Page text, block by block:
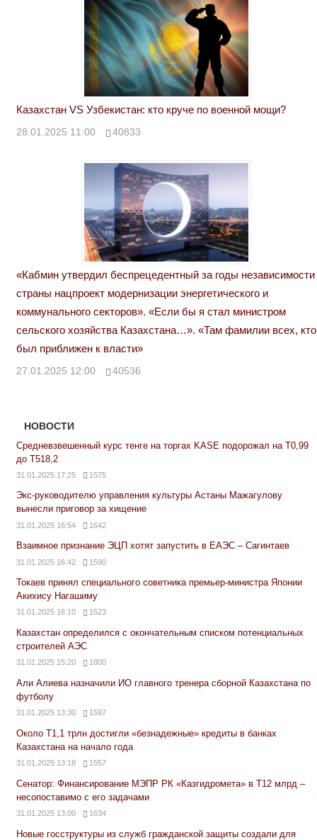
Казахстан VS Узбекистан: кто круче по военной мощи?
28.01.2025 11:00 40833
«Кабмин утвердил беспрецедентный за годы независимости
страны нацпроект модернизации энергетического и
коммунального секторов». «Если бы я стал министром
сельского хозяйства Казахстана…». «Там фамилии всех, кто
был приближен к власти»
27.01.2025 12:00 40536
НОВОСТИ
Средневзвешенный курс тенге на торгах KASE подорожал на Т0,99
до Т518,2
31.01.2025 17:25 1575
Экс-руководителю управления культуры Астаны Мажагулову
вынесли приговор за хищение
31.01.2025 16:54 1642
Взаимное признание ЭЦП хотят запустить в ЕАЭС – Сагинтаев
31.01.2025 16:42 1590
Токаев принял специального советника премьер-министра Японии
Акихису Нагашиму
31.01.2025 16:10 1523
Казахстан определился с окончательным списком потенциальных
строителей АЭС
31.01.2025 15:20 1800
Али Алиева назначили ИО главного тренера сборной Казахстана по
футболу
31.01.2025 13:30 1597
Около Т1,1 трлн достигли «безнадежные» кредиты в банках
Казахстана на начало года
31.01.2025 13:18 1557
Сенатор: Финансирование МЭПР РК «Казгидромета» в Т12 млрд –
несопоставимо с его задачами
31.01.2025 13:00 1634
Новые госструктуры из служб гражданской защиты создали для